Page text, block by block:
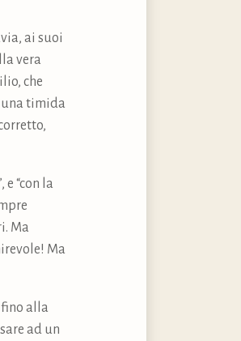
ai suoi
vera
che
una timida
“con la
Ma
Ma
fino alla
ad un